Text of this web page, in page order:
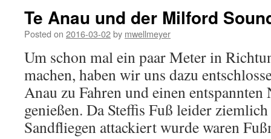
Te Anau und der Milford
Posted on 2016-03-02by mwellmeyer
Um schon mal ein paar Meter in
machen, haben wir uns dazu
Anau zu Fahren und einen
genießen. Da Steffis Fuß leider
Sandfliegen attackiert wurde waren